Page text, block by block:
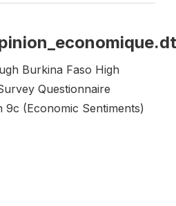
Burkina Faso High
Questionnaire
9c (Economic Sentiments)